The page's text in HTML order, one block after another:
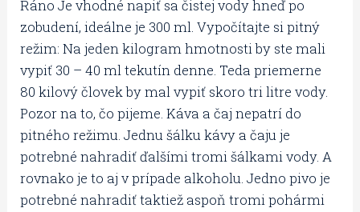
Ráno Je vhodné napiť sa čistej vody hneď po
zobudení, ideálne je 300 ml. Vypočítajte si pitný
režim: Na jeden kilogram hmotnosti by ste mali
vypiť 30 – 40 ml tekutín denne. Teda priemerne
80 kilový človek by mal vypiť skoro tri litre vody.
Pozor na to, čo pijeme. Káva a čaj nepatrí do
pitného režimu. Jednu šálku kávy a čaju je
potrebné nahradiť ďalšími tromi šálkami vody. A
rovnako je to aj v prípade alkoholu. Jedno pivo je
potrebné nahradiť taktiež aspoň tromi pohármi